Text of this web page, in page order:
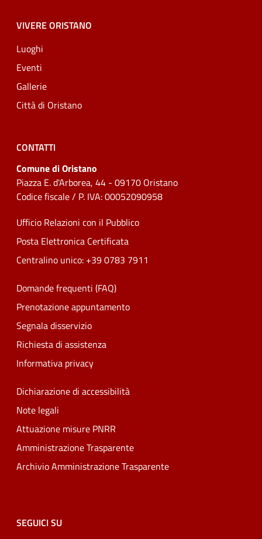
VIVERE ORISTANO
Luoghi
Eventi
Gallerie
Città di Oristano
CONTATTI
Comune di Oristano
Piazza E. d'Arborea, 44 - 09170 Oristano
Codice fiscale / P. IVA: 00052090958
Ufficio Relazioni con il Pubblico
Posta Elettronica Certificata
Centralino unico: +39 0783 7911
Domande frequenti (FAQ)
Prenotazione appuntamento
Segnala disservizio
Richiesta di assistenza
Informativa privacy
Dichiarazione di accessibilità
Note legali
Attuazione misure PNRR
Amministrazione Trasparente
Archivio Amministrazione Trasparente
SEGUICI SU